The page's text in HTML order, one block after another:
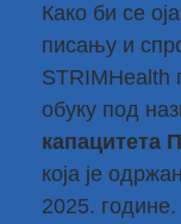
Како би се
писању и
STRIMHealth
обуку под
капацитета
која је
2025. године.